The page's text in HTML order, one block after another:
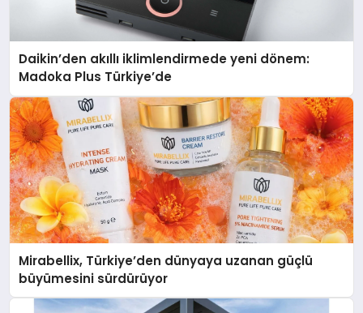
Daikin’den akıllı iklimlendirmede yeni dönem:
Madoka Plus Türkiye’de
Mirabellix, Türkiye’den dünyaya uzanan güçlü
büyümesini sürdürüyor